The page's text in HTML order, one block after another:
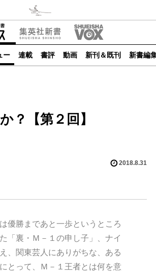
ー 連載 書評 動画 新刊＆既刊 新書編
？【第２回】
2018.8.31
優勝まであと一歩というところ
「裏・Ｍ－１の申し子」、ナイ
、関東芸人にありがちな、ある
とって、Ｍ－１王者とは何を意